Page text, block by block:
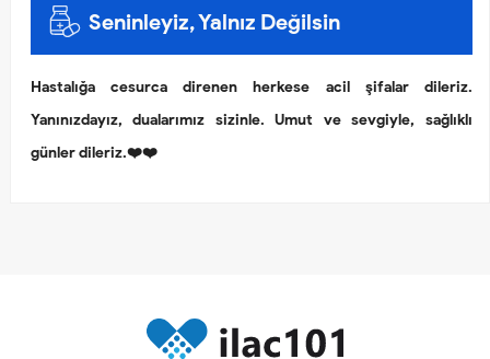
Seninleyiz, Yalnız Değilsin
Hastalığa cesurca direnen herkese acil şifalar dileriz.
Yanınızdayız, dualarımız sizinle. Umut ve sevgiyle, sağlıklı
günler dileriz.❤️❤️